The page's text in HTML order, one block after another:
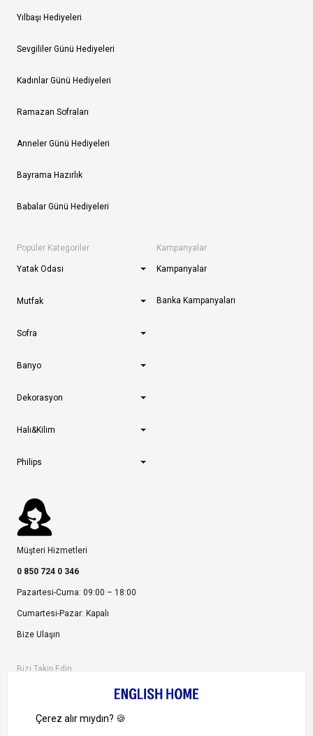
Yılbaşı Hediyeleri
Sevgililer Günü Hediyeleri
Kadınlar Günü Hediyeleri
Ramazan Sofraları
Anneler Günü Hediyeleri
Bayrama Hazırlık
Babalar Günü Hediyeleri
Popüler Kategoriler
Yatak Odası
Mutfak
Sofra
Banyo
Dekorasyon
Halı&Kilim
Philips
Kampanyalar
Kampanyalar
Banka Kampanyaları
Müşteri Hizmetleri
0 850 724 0 346
Pazartesi-Cuma: 09:00 – 18:00
Cumartesi-Pazar: Kapalı
Bize Ulaşın
Bizi Takip Edin